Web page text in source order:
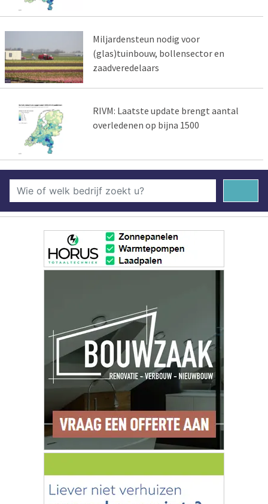
Miljardensteun nodig voor
(glas)tuinbouw, bollensector en
zaadveredelaars
RIVM: Laatste update brengt aantal
overledenen op bijna 1500